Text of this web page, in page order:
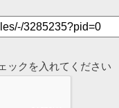
ックを入れてください